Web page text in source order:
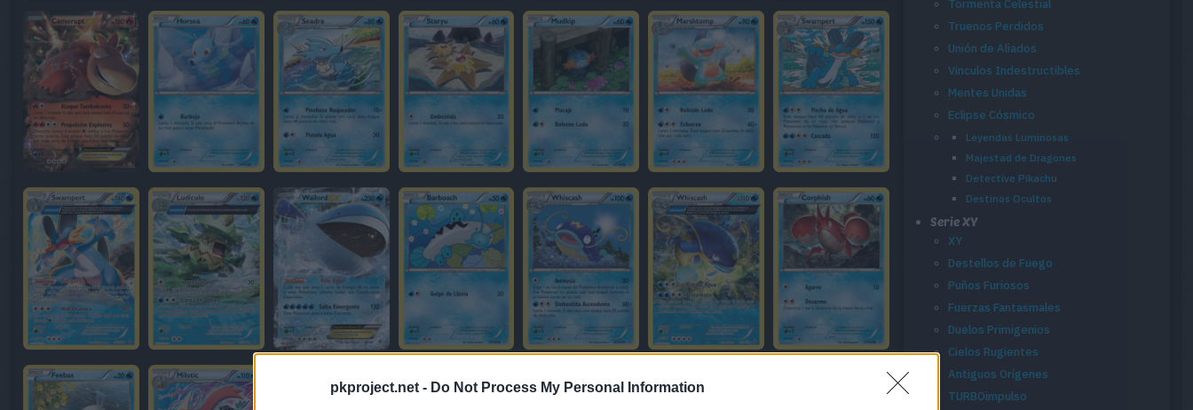
pkproject.net - Do Not Process My Personal Information
Tormenta Celestial
Truenos Perdidos
Unión de Aliados
Vínculos Indestructibles
Mentes Unidas
Eclipse Cósmico
Leyendas Luminosas
Majestad de Dragones
Detective Pikachu
Destinos Ocultos
Serie XY
XY
Destellos de Fuego
Puños Furiosos
Fuerzas Fantasmales
Duelos Primigenios
Cielos Rugientes
Antiguos Orígenes
TURBOimpulso